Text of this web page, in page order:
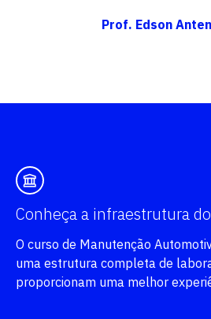
Prof. Edson
Conheça a infraestrutura
O curso de Manutenção
uma estrutura completa de
proporcionam uma melhor